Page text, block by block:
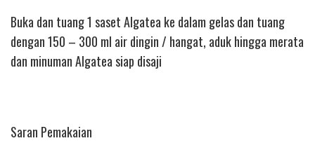
Buka dan tuang 1 saset Algatea ke dalam gelas dan tuang
dengan 150 – 300 ml air dingin / hangat, aduk hingga merata
dan minuman Algatea siap disaji
Saran Pemakaian